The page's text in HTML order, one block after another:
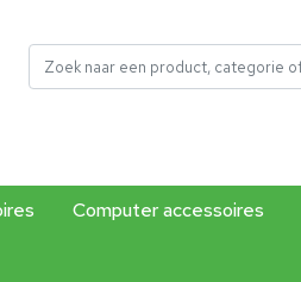
Computer accessoires